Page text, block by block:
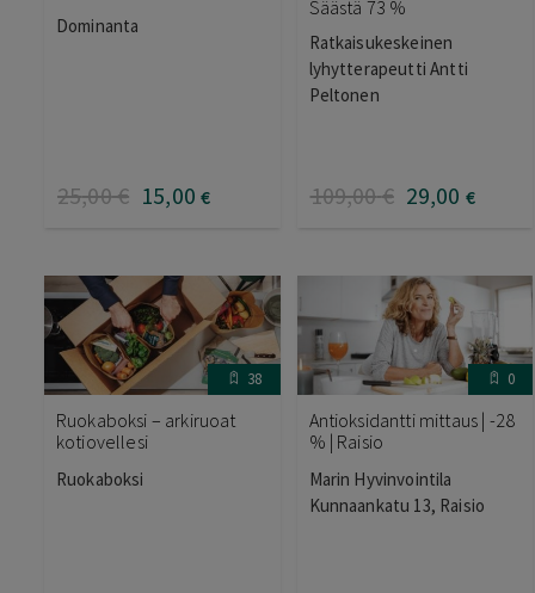
Dominanta
25,00€ 15,00 €
Säästä 73 %
Ratkaisukeskeinen
lyhytterapeutti Antti
Peltonen
109,00€ 29,00 €
38
Ruokaboksi – arkiruoat
kotiovellesi
Ruokaboksi
0
Antioksidantti mittaus | -28
% | Raisio
Marin Hyvinvointila
Kunnaankatu 13, Raisio